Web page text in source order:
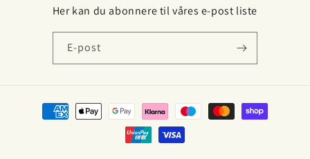
Her kan du abonnere til våres e-post liste
E-post
Betalingsmåter